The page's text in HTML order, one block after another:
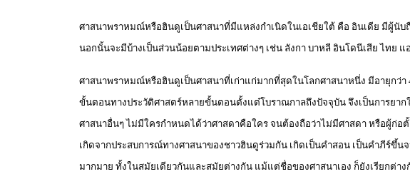
ศาสนาพราหมณ์หรือฮินดูเป็นศาสนาที่มีแหล่งกำเนิดในเอเชียใต้ คือ อินเดีย มีผู้นับ
นอกนั้นจะมีบ้างเป็นส่วนน้อยตามประเทศต่างๆ เช่น ลังกา บาหลี อินโดนีเสีย ไทย
ศาสนาพราหมณ์หรือฮินดูเป็นศาสนาที่เก่าแก่มากที่สุดในโลกศาสนาหนึ่ง มีอายุกว่า
ขั้นตอนทางประวัติศาสตร์หลายขั้นตอนตั้งแต๋โบราณกาลถึงปัจจุบัน จึงเป็นการยาก
ศาสนาอื่นๆ ไม่มีใครกำหนดได้ว่าศาสดาคือใคร จนต้องถือว่าไม่มีศาสดา หรือผู้ก่อ
เกิดจากประสบการณ์ทางศาสนาของชาวฮินดูร่วมกัน เกิดเป็นคำสอน เป็นคำภีร์ขึ้
มากมาย ทั้งในสมัยเดียวกันและสมัยต่างกัน แม้แต่ชื่อของศาสนาเอง ก็ยังเรียกต่าง